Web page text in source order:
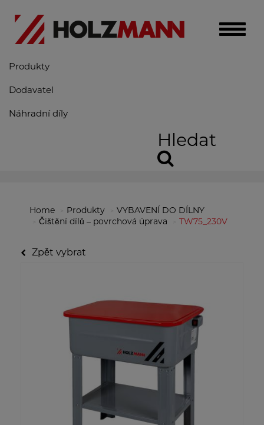
Toggle
Produkty
Dodavatel
Náhradní díly
Hledat
Home Produkty
VYBAVENÍ DO DÍLNY
Čištění dílů – povrchová úprava
TW75_230V
Zpět vybrat